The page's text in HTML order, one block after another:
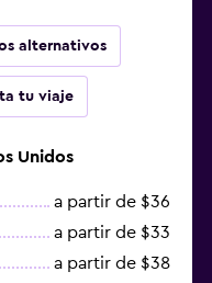
alternativos
tu viaje
Unidos
a partir de $36
a partir de $33
a partir de $38